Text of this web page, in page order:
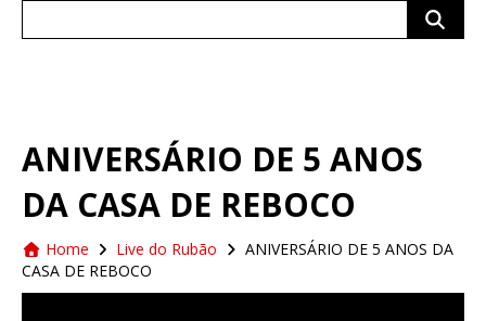
ANIVERSÁRIO DE 5 ANOS
DA CASA DE REBOCO
Home Live do Rubão
ANIVERSÁRIO DE 5 ANOS DA
CASA DE REBOCO